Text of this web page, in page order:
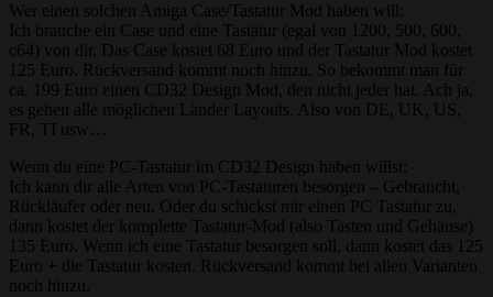
Wer einen solchen Amiga Case/Tastatur Mod haben will:
Ich brauche ein Case und eine Tastatur (egal von 1200, 500, 600,
c64) von dir. Das Case kostet 68 Euro und der Tastatur Mod kostet
125 Euro. Rückversand kommt noch hinzu. So bekommt man für
ca. 199 Euro einen CD32 Design Mod, den nicht jeder hat. Ach ja,
es gehen alle möglichen Länder Layouts. Also von DE, UK, US,
FR, TI usw…
Wenn du eine PC-Tastatur im CD32 Design haben willst:
Ich kann dir alle Arten von PC-Tastaturen besorgen – Gebraucht,
Rückläufer oder neu. Oder du schickst mir einen PC Tastatur zu,
dann kostet der komplette Tastatur-Mod (also Tasten und Gehäuse)
135 Euro. Wenn ich eine Tastatur besorgen soll, dann kostet das 125
Euro + die Tastatur kosten. Rückversand kommt bei allen Varianten
noch hinzu.